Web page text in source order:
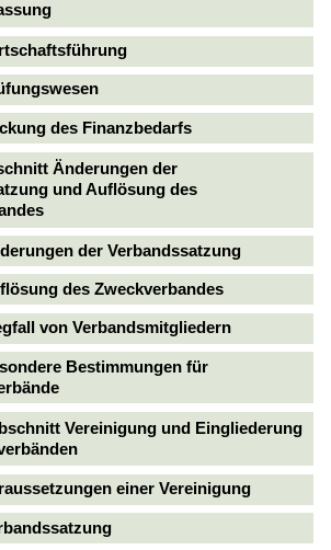
des Finanzbedarfs
Änderungen der
und Auflösung des
der Verbandssatzung
des Zweckverbandes
von Verbandsmitgliedern
Bestimmungen für
Vereinigung und Eingliederung
einer Vereinigung